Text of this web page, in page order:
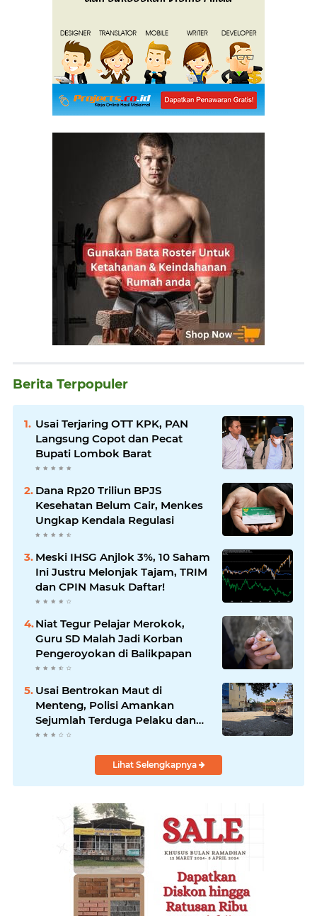
Berita Terpopuler
Usai Terjaring OTT KPK, PAN
Langsung Copot dan Pecat
Bupati Lombok Barat
Dana Rp20 Triliun BPJS
Kesehatan Belum Cair, Menkes
Ungkap Kendala Regulasi
Meski IHSG Anjlok 3%, 10 Saham
Ini Justru Melonjak Tajam, TRIM
dan CPIN Masuk Daftar!
Niat Tegur Pelajar Merokok,
Guru SD Malah Jadi Korban
Pengeroyokan di Balikpapan
Usai Bentrokan Maut di
Menteng, Polisi Amankan
Sejumlah Terduga Pelaku dan
Temukan Fakta Mengejutkan di
Lihat Selengkapnya